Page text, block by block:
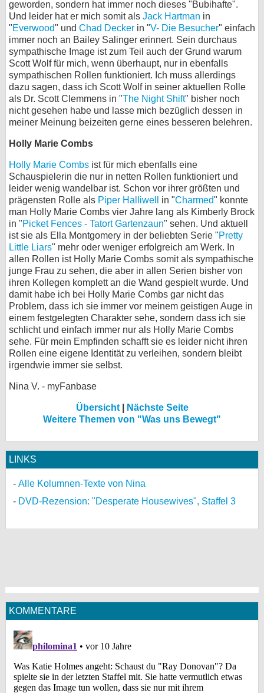
geworden, sondern hat immer noch dieses "Bubihafte".
Und leider hat er mich somit als Jack Hartman in
"Everwood" und Chad Decker in "V- Die Besucher" einfach
immer noch an Bailey Salinger erinnert. Sein durchaus
sympathische Image ist zum Teil auch der Grund warum
Scott Wolf für mich, wenn überhaupt, nur in ebenfalls
sympathischen Rollen funktioniert. Ich muss allerdings
dazu sagen, dass ich Scott Wolf in seiner aktuellen Rolle
als Dr. Scott Clemmens in "The Night Shift" bisher noch
nicht gesehen habe und lasse mich bezüglich dessen in
meiner Meinung beizeiten gerne eines besseren belehren.
Holly Marie Combs
Holly Marie Combs ist für mich ebenfalls eine
Schauspielerin die nur in netten Rollen funktioniert und
leider wenig wandelbar ist. Schon vor ihrer größten und
prägensten Rolle als Piper Halliwell in "Charmed" konnte
man Holly Marie Combs vier Jahre lang als Kimberly Brock
in "Picket Fences - Tatort Gartenzaun" sehen. Und aktuell
ist sie als Ella Montgomery in der beliebten Serie "Pretty
Little Liars" mehr oder weniger erfolgreich am Werk. In
allen Rollen ist Holly Marie Combs somit als sympathische
junge Frau zu sehen, die aber in allen Serien bisher von
ihren Kollegen komplett an die Wand gespielt wurde. Und
damit habe ich bei Holly Marie Combs gar nicht das
Problem, dass ich sie immer vor meinem geistigen Auge in
einem festgelegten Charakter sehe, sondern dass ich sie
schlicht und einfach immer nur als Holly Marie Combs
sehe. Für mein Empfinden schafft sie es leider nicht ihren
Rollen eine eigene Identität zu verleihen, sondern bleibt
irgendwie immer sie selbst.
Nina V. - myFanbase
Übersicht|
Nächste Seite
Weitere Themen von "Was uns Bewegt"
LINKS
Alle Kolumnen-Texte von Nina
DVD-Rezension: "Desperate Housewives", Staffel 3
KOMMENTARE